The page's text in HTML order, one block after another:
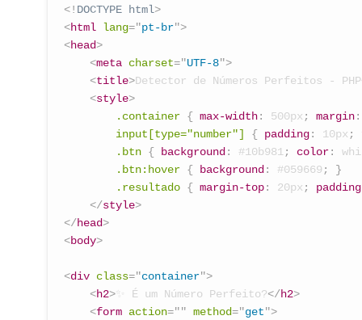
<! DOCTYPE html>
<html lang="pt-br">
<head>
<meta charset="UTF-8">
<title>Detector de Números Perfeitos - PHP
<style>
.container { max-width: 500px ; margin:
input[type="number"]
{ padding: 10px ;
.btn { background: #10b981; color:
.btn:hover { background: #059669 ;
}
.resultado { margin-top: 20px ; padding
</style>
</head>
<body>
<div class="container">
<h2> ✨ É um Número Perfeito?</h2>
<form action="" method="get">